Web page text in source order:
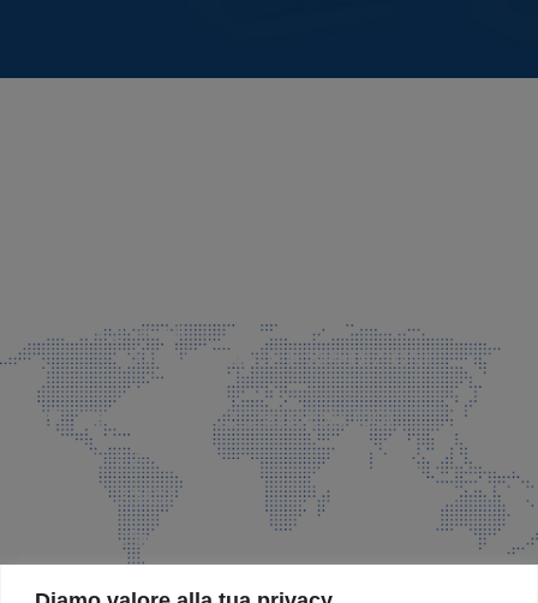
info@faeg.it
COMMERCIALE E SPEDIZIONI
Via Padre Elzi, 32 Grassobbio (BG)
035 525015
035 335037
info@faeg.it
SITE MAP